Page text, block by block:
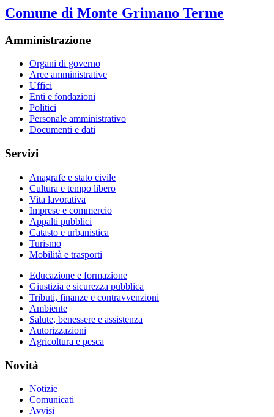
Comune di Monte Grimano Terme
Amministrazione
Organi di governo
Aree amministrative
Uffici
Enti e fondazioni
Politici
Personale amministrativo
Documenti e dati
Servizi
Anagrafe e stato civile
Cultura e tempo libero
Vita lavorativa
Imprese e commercio
Appalti pubblici
Catasto e urbanistica
Turismo
Mobilità e trasporti
Educazione e formazione
Giustizia e sicurezza pubblica
Tributi, finanze e contravvenzioni
Ambiente
Salute, benessere e assistenza
Autorizzazioni
Agricoltura e pesca
Novità
Notizie
Comunicati
Avvisi